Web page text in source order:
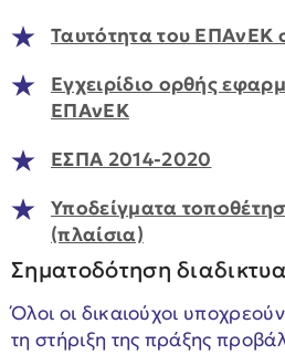
Ταυτότητα του ΕΠΑνΕΚ
Εγχειρίδιο ορθής
ΕΠΑνΕΚ
ΕΣΠΑ 2014-2020
Υποδείγματα
(πλαίσια)
Σηματοδότηση
Όλοι οι δικαιούχοι
τη στήριξη της πράξης